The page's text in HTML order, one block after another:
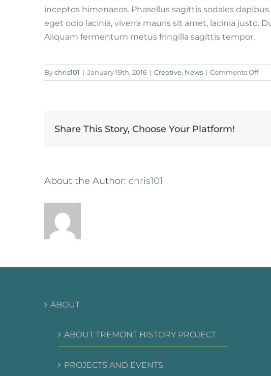
inceptos himenaeos. Phasellus sagittis sodales
eget odio lacinia, viverra mauris sit amet, lacinia justo.
Aliquam fermentum metus fringilla sagittis tempor.
Bychris101 | January 19th, 2016 | Creative, News | Comments Offon
Cras
Share This Story, Choose Your Platform!
About the Author: chris101
ABOUT
ABOUT TREMONT HISTORY PROJECT
PROJECTS AND EVENTS